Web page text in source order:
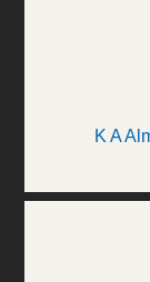
K A